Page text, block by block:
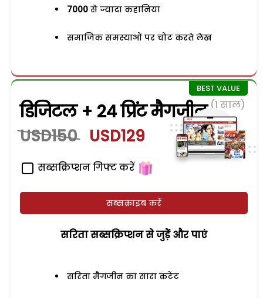
7000 से ज्यादा कहानियां
समाजिक समस्याओं पर चोट करते लेख
डिजिटल + 24 प्रिंट मैगजीन (1 साल)
USD150 USD129
सब्सक्रिप्शन गिफ्ट करें
सब्सक्राइब करें
सरिता सब्सक्रिप्शन से जुड़ेें और पाएं
सरिता मैगजीन का सारा कंटेंट